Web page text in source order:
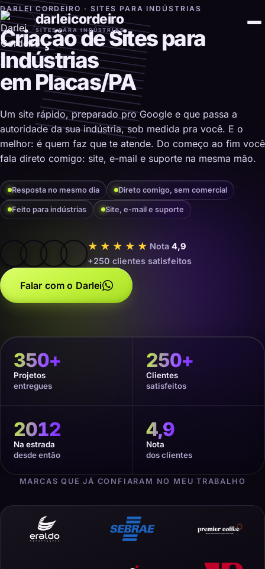
darleicordeiro
SITES PARA INDÚSTRIAS
DARLEI CORDEIRO · SITES PARA INDÚSTRIAS
Criação de Sites para
Indústrias
em Placas/PA
Um site rápido, preparado pro Google e que passa a
autoridade da sua indústria, sob medida pra você. E o
melhor: é quem faz que te atende. Do começo ao fim você
fala direto comigo: site, e-mail e suporte na mesma mão.
Resposta no mesmo dia Direto comigo, sem comercial
Feito para indústrias Site, e-mail e suporte
★★★★★ Nota 4,9
+250 clientes satisfeitos
Falar com o Darlei
350+
Projetos
entregues
250+
Clientes
satisfeitos
2012
Na estrada
desde então
4,9
Nota
dos clientes
MARCAS QUE JÁ CONFIARAM NO MEU TRABALHO